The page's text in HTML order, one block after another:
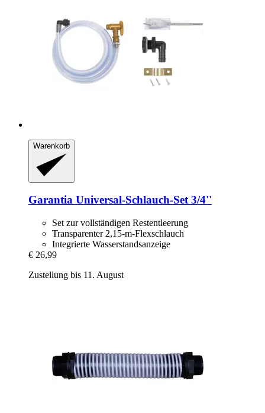
Warenkorb
Garantia Universal-​Schlauch-​Set 3/4''
Set zur vollständigen Restentleerung
Transparenter 2,15-m-Flexschlauch
Integrierte Wasserstandsanzeige
€ 26,99
Zustellung bis 11. August